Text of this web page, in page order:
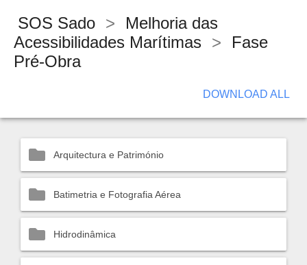
SOS Sado >
Melhoria das
Acessibilidades Marítimas >
Fase
Pré-Obra
DOWNLOAD ALL
Arquitectura e Património
Batimetria e Fotografia Aérea
Hidrodinâmica